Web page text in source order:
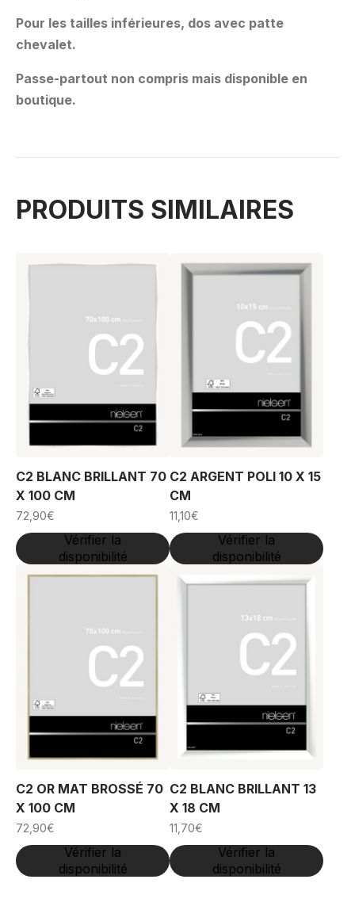
Pour les tailles inférieures, dos avec patte
chevalet.
Passe-partout non compris mais disponible en
boutique.
PRODUITS SIMILAIRES
C2 BLANC BRILLANT 70
X 100 CM
72,90€
Vérifier la
disponibilité
C2 ARGENT POLI 10 X 15
CM
11,10€
Vérifier la
disponibilité
C2 OR MAT BROSSÉ 70
X 100 CM
72,90€
Vérifier la
disponibilité
C2 BLANC BRILLANT 13
X 18 CM
11,70€
Vérifier la
disponibilité